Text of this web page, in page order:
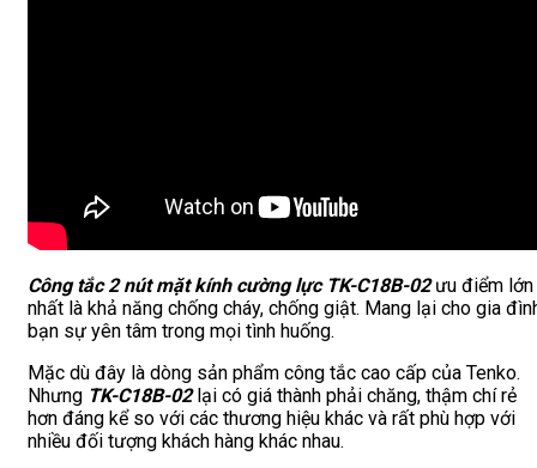
Công tắc 2 nút mặt kính cường lực TK-C18B-02ưu điểm lớn
nhất là khả năng chống cháy, chống giật. Mang lại cho gia
bạn sự yên tâm trong mọi tình huống.
Mặc dù đây là dòng sản phẩm công tắc cao cấp của Tenko.
Nhưng TK-C18B-02lại có giá thành phải chăng, thậm chí rẻ
hơn đáng kể so với các thương hiệu khác và rất phù hợp với
nhiều đối tượng khách hàng khác nhau.